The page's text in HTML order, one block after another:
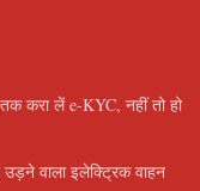
करा लें e-KYC, नहीं तो हो
वाला इलेक्ट्रिक वाहन